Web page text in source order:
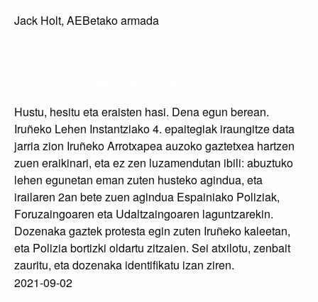
Jack Holt, AEBetako armada
Hustu, hesitu eta eraisten hasi. Dena egun berean.
Iruñeko Lehen Instantziako 4. epaitegiak iraungitze data
jarria zion Iruñeko Arrotxapea auzoko gaztetxea hartzen
zuen eraikinari, eta ez zen luzamendutan ibili: abuztuko
lehen egunetan eman zuten husteko agindua, eta
irailaren 2an bete zuen agindua Espainiako Poliziak,
Foruzaingoaren eta Udaltzaingoaren laguntzarekin.
Dozenaka gaztek protesta egin zuten Iruñeko kaleetan,
eta Polizia bortizki oldartu zitzaien. Sei atxilotu, zenbait
zauritu, eta dozenaka identifikatu izan ziren.
2021-09-02